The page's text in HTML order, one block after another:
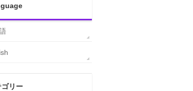
ゴリー